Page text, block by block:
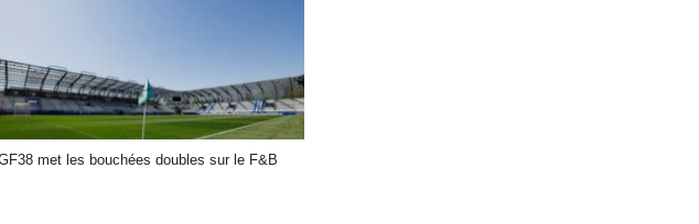
met les bouchées doubles sur le F&B